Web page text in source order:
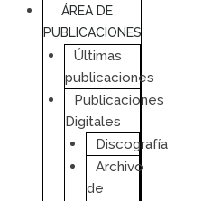
ÁREA DE
PUBLICACIONES
Últimas
publicaciones
Publicaciones
Digitales
Discografía
Archivo
de